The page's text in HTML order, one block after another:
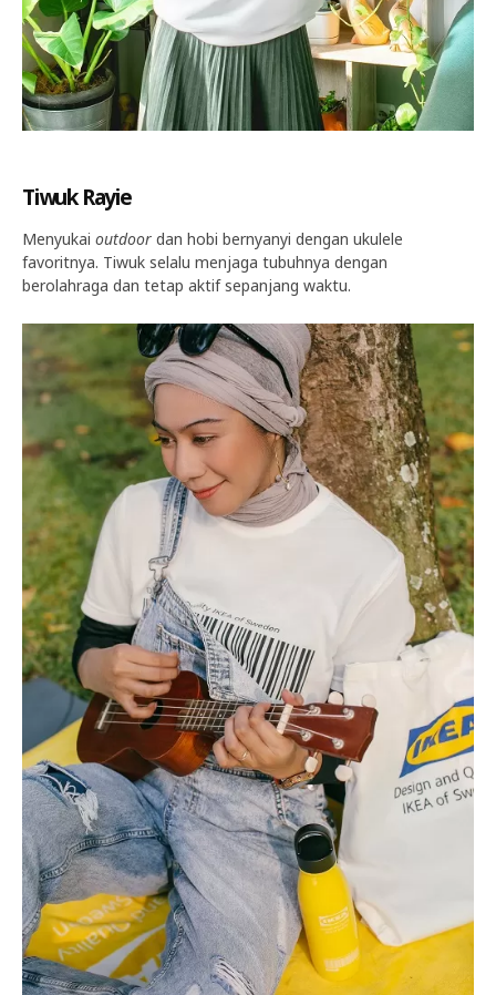
Tiwuk Rayie
Menyukai outdoor dan hobi bernyanyi dengan ukulele
favoritnya. Tiwuk selalu menjaga tubuhnya dengan
berolahraga dan tetap aktif sepanjang waktu.